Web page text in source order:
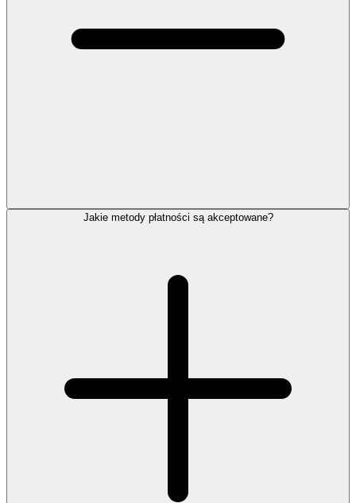
Jakie metody płatności są akceptowane?